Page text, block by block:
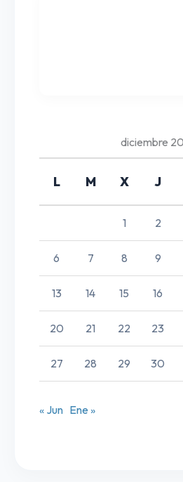
diciembre
L M X J
1 2
6 7 8 9
13 14 15 16
20 21 22 23
27 28 29 30
« Jun Ene »